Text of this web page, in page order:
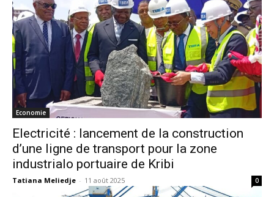
Economie
Electricité : lancement de la construction
d’une ligne de transport pour la zone
industrialo portuaire de Kribi
Tatiana Meliedje - 11 août 2025 0